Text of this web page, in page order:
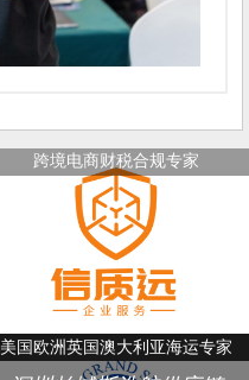
跨境电商财税合规专家
美国欧洲英国澳大利亚海运专家